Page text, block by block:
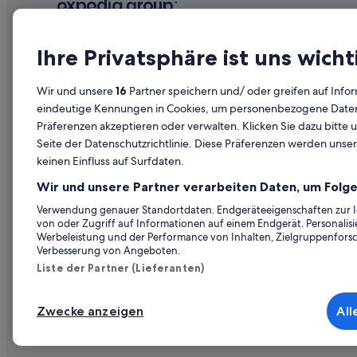
Business in Lienz
Hotels mit Fitnessbereich in Lienz
Hotels mit Kinderbetreuung in Lienz
Hotels mit Pool in Lienz
Hotels mit Sauna in Lienz
Hotels mit Yoga in Lienz
Hotels mit Aussicht in Lienz
Romantik Hotel in Lienz
Hotels mit Wellnessbereich in Lienz
Private Ferienhäuser in Lienz
Unternehmen
Unterkunft registrieren
Partnerschaften
Erkunden
Reiseführer
Alle
© 2026 Expedia, Inc., ein Unternehmen der
Ihre Privatsphäre ist uns
Wir und unsere16 Partner speichern und/ oder greifen auf
eindeutige Kennungen in Cookies, um personenbezogene
Präferenzen akzeptieren oder verwalten. Klicken Sie dazu bitte
Seite der Datenschutzrichtlinie. Diese Präferenzen werden
keinen Einfluss auf Surfdaten.
Wir und unsere Partner verarbeiten Daten, um
Verwendung genauer Standortdaten. Endgeräteeigenschaften
von oder Zugriff auf Informationen auf einem Endgerät.
Werbeleistung und der Performance von Inhalten,
Verbesserung von Angeboten.
Liste der Partner (Lieferanten)
Zwecke anzeigen